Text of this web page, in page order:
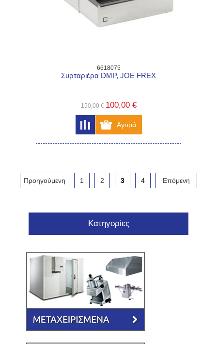
6618075
Συρταριέρα DMP, JOE FREX
150,00 € 100,00 €
Προηγούμενη 1 2 3 4 Επόμενη
Κατηγορίες